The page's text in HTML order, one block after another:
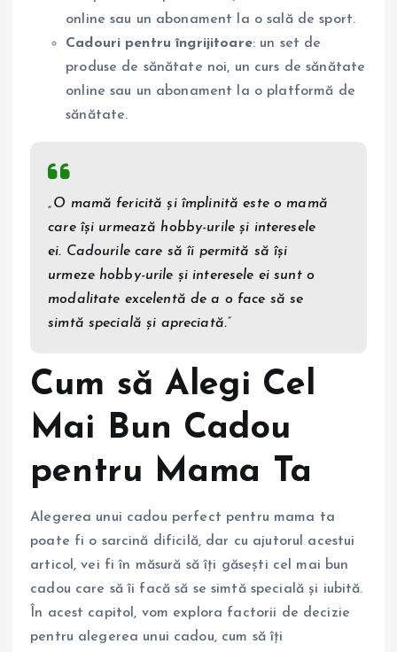
online sau un abonament la o sală de sport.
Cadouri pentru îngrijitoare: un set de
produse de sănătate noi, un curs de sănătate
online sau un abonament la o platformă de
sănătate.
„O mamă fericită și împlinită este o mamă
care își urmează hobby-urile și interesele
ei. Cadourile care să îi permită să își
urmeze hobby-urile și interesele ei sunt o
modalitate excelentă de a o face să se
simtă specială și apreciată.”
Cum să Alegi Cel
Mai Bun Cadou
pentru Mama Ta
Alegerea unui cadou perfect pentru mama ta
poate fi o sarcină dificilă, dar cu ajutorul acestui
articol, vei fi în măsură să îți găsești cel mai bun
cadou care să îi facă să se simtă specială și iubită.
În acest capitol, vom explora factorii de decizie
pentru alegerea unui cadou, cum să îți